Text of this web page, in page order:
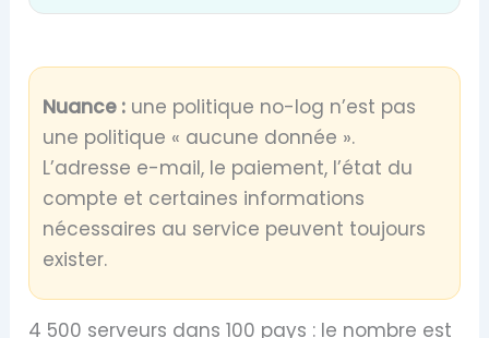
Nuance : une politique no-log n’est pas
une politique « aucune donnée ».
L’adresse e-mail, le paiement, l’état du
compte et certaines informations
nécessaires au service peuvent toujours
exister.
4 500 serveurs dans 100 pays : le nombre est